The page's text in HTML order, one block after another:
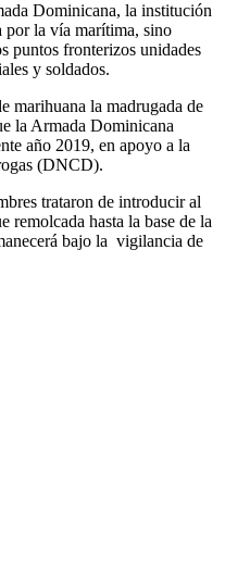
Dominicana, la institución
por la vía marítima, sino
puntos fronterizos unidades
y soldados.
marihuana la madrugada de
la Armada Dominicana
año 2019, en apoyo a la
(DNCD).
trataron de introducir al
remolcada hasta la base de la
bajo la vigilancia de